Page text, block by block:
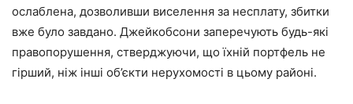
ослаблена, дозволивши виселення за несплату, збитки
вже було завдано. Джейкобсони заперечують будь-які
правопорушення, стверджуючи, що їхній портфель не
гірший, ніж інші об’єкти нерухомості в цьому районі.